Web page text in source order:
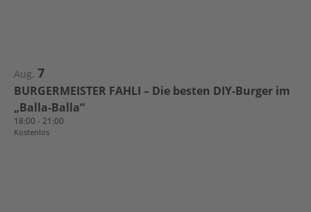
Aug. 7
BURGERMEISTER FAHLI – Die besten DIY-Burger im
„Balla-Balla“
18:00 -21:00
Kostenlos